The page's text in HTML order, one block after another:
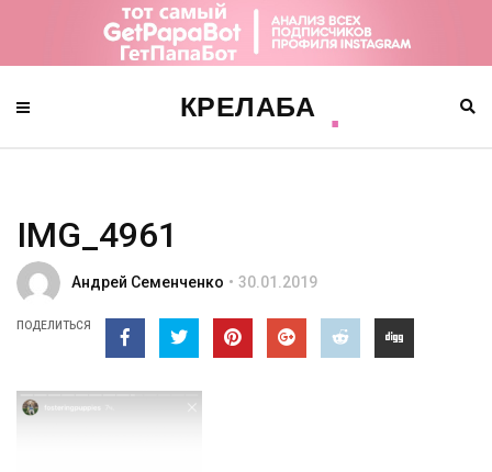
IMG_4961
Андрей Семенченко 30.01.2019
ПОДЕЛИТЬСЯ